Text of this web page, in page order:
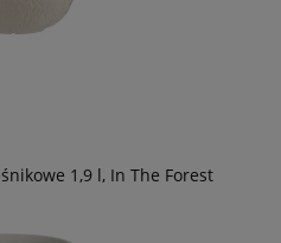
1,9 l, In The Forest